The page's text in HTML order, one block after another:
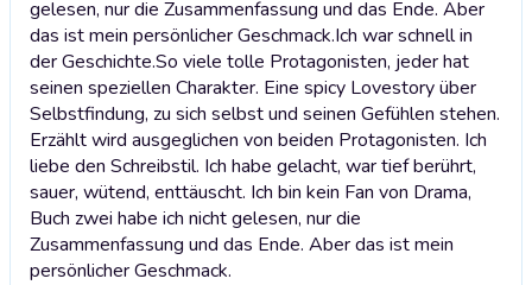
gelesen, nur die Zusammenfassung und das Ende. Aber
das ist mein persönlicher Geschmack.Ich war schnell in
der Geschichte.So viele tolle Protagonisten, jeder hat
seinen speziellen Charakter. Eine spicy Lovestory über
Selbstfindung, zu sich selbst und seinen Gefühlen stehen.
Erzählt wird ausgeglichen von beiden Protagonisten. Ich
liebe den Schreibstil. Ich habe gelacht, war tief berührt,
sauer, wütend, enttäuscht. Ich bin kein Fan von Drama,
Buch zwei habe ich nicht gelesen, nur die
Zusammenfassung und das Ende. Aber das ist mein
persönlicher Geschmack.